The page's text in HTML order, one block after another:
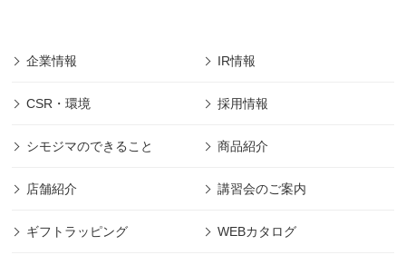
企業情報 IR情報
CSR・環境 採用情報
シモジマのできること 商品紹介
店舗紹介 講習会のご案内
ギフトラッピング WEBカタログ